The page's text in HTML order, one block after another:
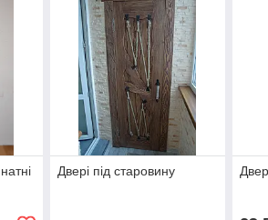
Двері під старовину